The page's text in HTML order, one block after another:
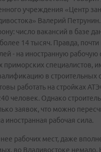
учреждения «Центр
Валерий
число вакансий в базе
более 14 тысяч. Правда,
- на иностранную
приморских специалистов,
в строительных
работать на стройках
человек. Однако
заявок, что можно
иностранная рабочая сила.
рабочих мест, даже
во Владивостоке немало.